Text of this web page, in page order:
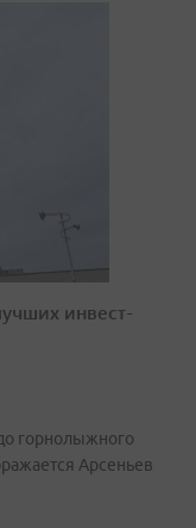
инвест-
горнолыжного
Арсеньев